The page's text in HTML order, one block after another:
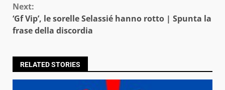
Next:
‘Gf Vip’, le sorelle Selassié hanno rotto | Spunta la
frase della discordia
RELATED STORIES